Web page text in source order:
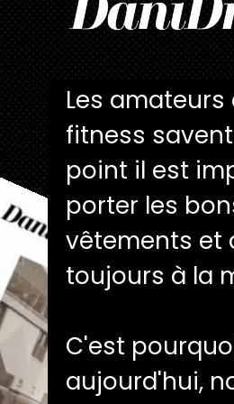
Les amateurs
fitness
point il est
porter les
vêtements et
Les amateurs
fitness
point il est
porter les
vêtements et